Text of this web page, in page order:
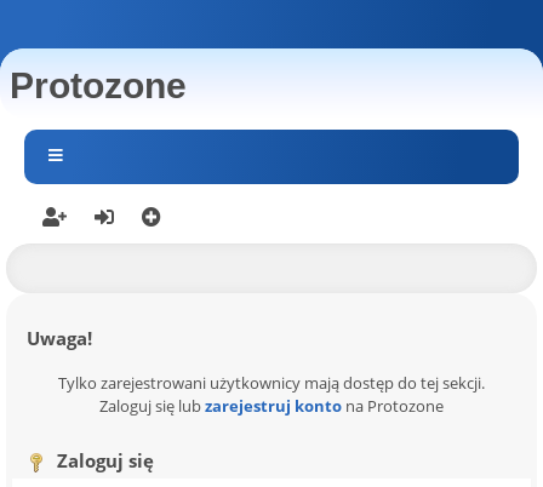
Protozone
Uwaga!
Tylko zarejestrowani użytkownicy mają dostęp do tej sekcji.
Zaloguj się lubzarejestruj konto na Protozone
Zaloguj się